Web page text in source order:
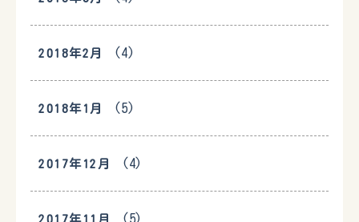
2018年2月 (4)
2018年1月 (5)
2017年12月 (4)
2017年11月 (5)